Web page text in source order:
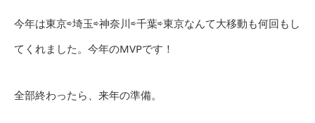
今年は東京⇨埼玉⇨神奈川⇨千葉⇨東京なんて大移動も何回もし
てくれました。今年のMVPです！
全部終わったら、来年の準備。